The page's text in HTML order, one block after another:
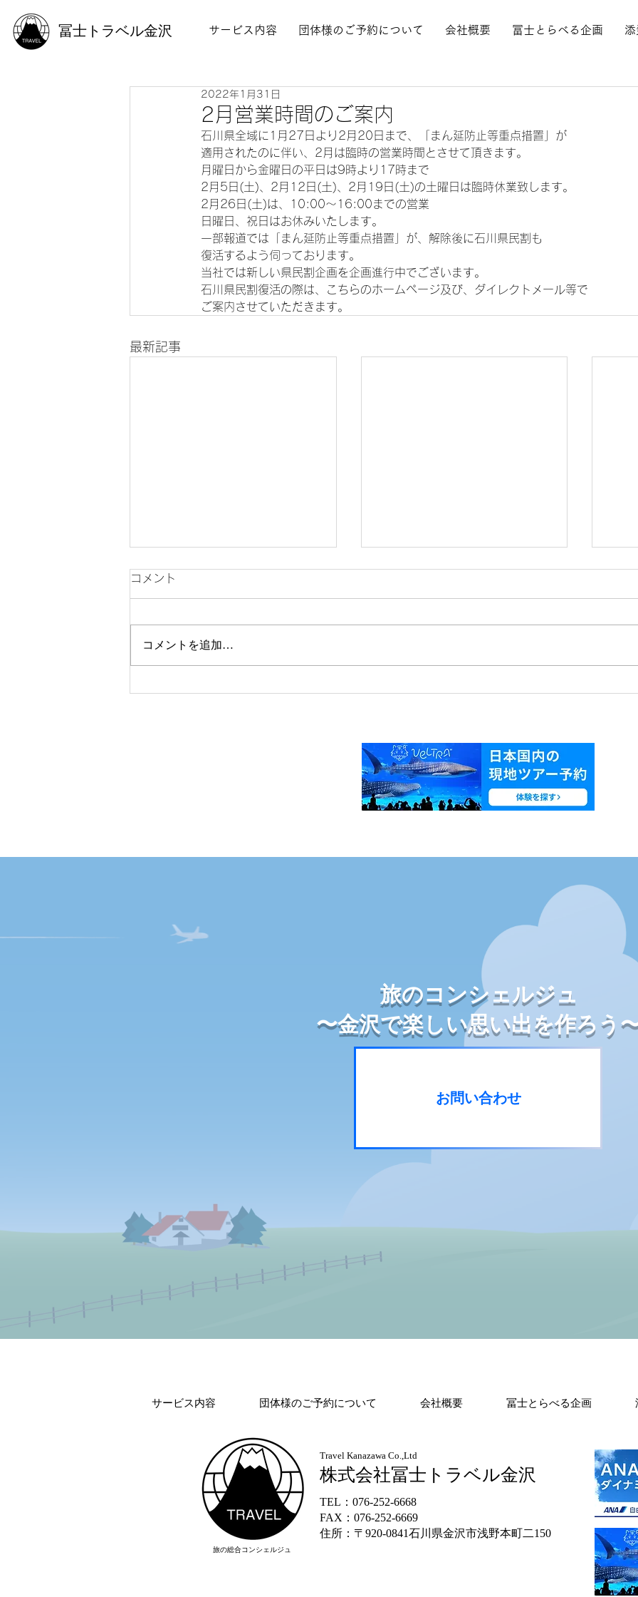
冨士トラベル金沢 サービス内容 団体様のご予約について 会社概要 冨士とらべる企画
2月営業時間のご案内
2022年1月31日
石川県全域に1月27日より2月20日まで、「まん延防止等重点措置」が
適用されたのに伴い、2月は臨時の営業時間とさせて頂きます。
月曜日から金曜日の平日は9時より17時まで
2月5日(土)、2月12日(土)、2月19日(土)の土曜日は臨時休業致します。
2月26日(土)は、10:00～16:00までの営業
日曜日、祝日はお休みいたします。
一部報道では「まん延防止等重点措置」が、解除後に石川県民割も
復活するよう伺っております。
当社では新しい県民割企画を企画進行中でございます。
石川県民割復活の際は、こちらのホームページ及び、ダイレクトメール等で
ご案内させていただきます。
最新記事
【冨士トラベル石川破産開始
【年末年始休業のお知らせ】
沖縄
コメント
コメントを追加…
旅のコンシェルジュ
〜金沢で楽しい思い出を作ろう
お問い合わせ
サービス内容 団体様のご予約について 会社概要 冨士とらべる企画
Travel Kanazawa Co.,Ltd
株式会社冨士トラベル金沢
TEL：076-252-6668
FAX： 076-252-6669
住所：〒920-0841石川県金沢市浅野本町二150
旅の総合コンシェルジュ